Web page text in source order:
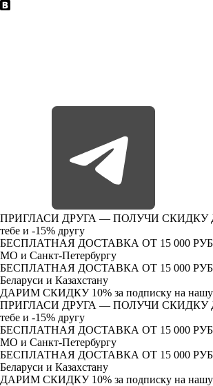
ПРИГЛАСИ ДРУГА — ПОЛУЧИ СКИДКУ
тебе и -15% другу
БЕСПЛАТНАЯ ДОСТАВКА ОТ 15 000
МО и Санкт-Петербургу
БЕСПЛАТНАЯ ДОСТАВКА ОТ 15 000
Беларуси и Казахстану
ДАРИМ СКИДКУ 10% за подписку на
ПРИГЛАСИ ДРУГА — ПОЛУЧИ СКИДКУ
тебе и -15% другу
БЕСПЛАТНАЯ ДОСТАВКА ОТ 15 000
МО и Санкт-Петербургу
БЕСПЛАТНАЯ ДОСТАВКА ОТ 15 000
Беларуси и Казахстану
ДАРИМ СКИДКУ 10% за подписку на